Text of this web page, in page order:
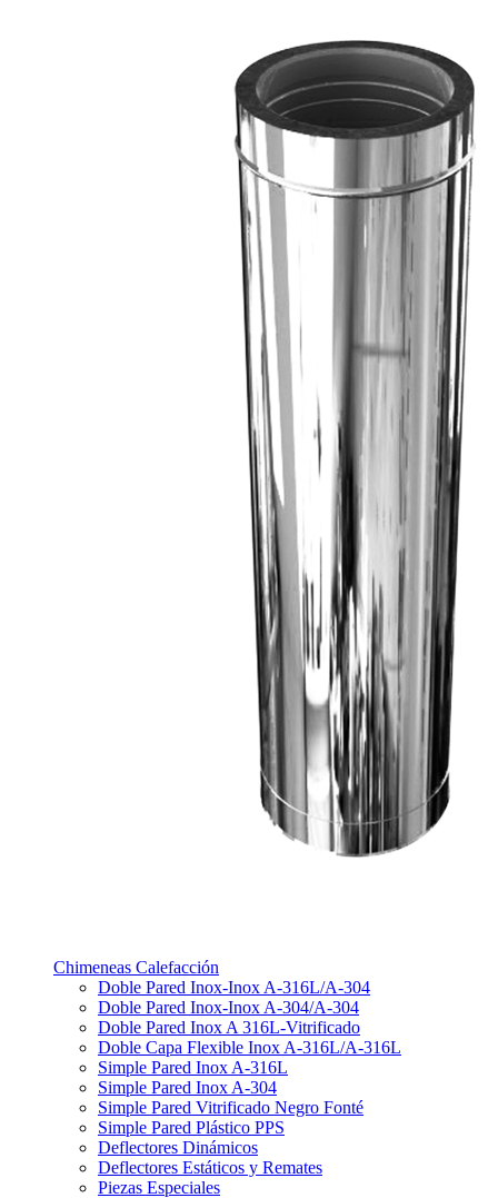
Chimeneas Calefacción
Doble Pared Inox-Inox A-316L/A-304
Doble Pared Inox-Inox A-304/A-304
Doble Pared Inox A 316L-Vitrificado
Doble Capa Flexible Inox A-316L/A-316L
Simple Pared Inox A-316L
Simple Pared Inox A-304
Simple Pared Vitrificado Negro Fonté
Simple Pared Plástico PPS
Deflectores Dinámicos
Deflectores Estáticos y Remates
Piezas Especiales